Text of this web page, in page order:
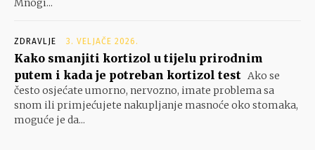
Mnogi...
ZDRAVLJE 3. VELJAČE 2026.
Kako smanjiti kortizol u tijelu prirodnim
putem i kada je potreban kortizol test Ako se
često osjećate umorno, nervozno, imate problema sa
snom ili primjećujete nakupljanje masnoće oko stomaka,
moguće je da...